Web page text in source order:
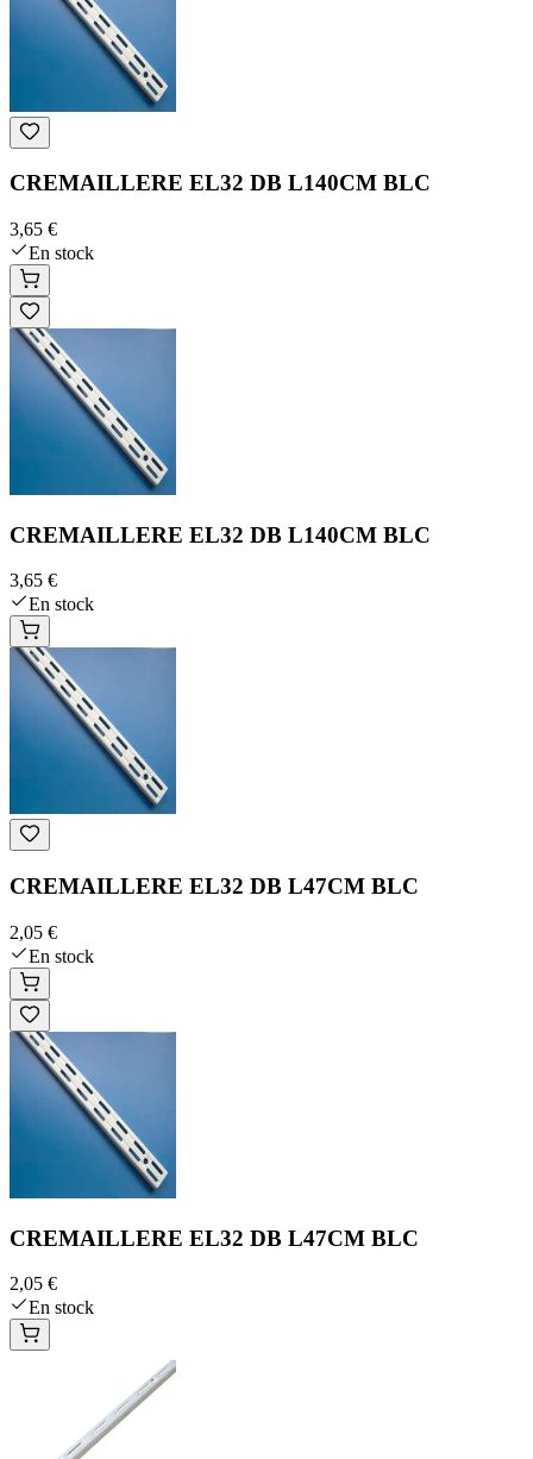
CREMAILLERE EL32 DB L140CM BLC
3,65 €
En stock
CREMAILLERE EL32 DB L140CM BLC
3,65 €
En stock
CREMAILLERE EL32 DB L47CM BLC
2,05 €
En stock
CREMAILLERE EL32 DB L47CM BLC
2,05 €
En stock